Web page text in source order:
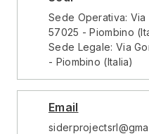
Sede Operativa: Via
57025 - Piombino
Sede Legale: Via
- Piombino (Italia)
Email